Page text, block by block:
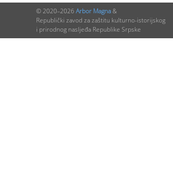
© 2020–2026 Arbor Magna&
Republički zavod za zaštitu kulturno-istorijskog
i prirodnog nasljeđa Republike Srpske